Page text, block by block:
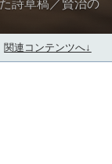
詩草稿／賢治の
関連コンテンツへ↓